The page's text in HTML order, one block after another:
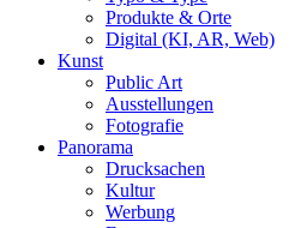
Produkte & Orte
Digital (KI, AR, Web)
Kunst
Public Art
Ausstellungen
Fotografie
Panorama
Drucksachen
Kultur
Werbung